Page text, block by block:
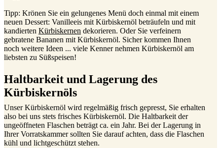
Tipp: Krönen Sie ein gelungenes Menü doch einmal mit einem
neuen Dessert: Vanilleeis mit Kürbiskernöl beträufeln und mit
kandierten Kürbiskernen dekorieren. Oder Sie verfeinern
gebratene Bananen mit Kürbiskernöl. Sicher kommen Ihnen
noch weitere Ideen ... viele Kenner nehmen Kürbiskernöl am
liebsten zu Süßspeisen!
Haltbarkeit und Lagerung des
Kürbiskernöls
Unser Kürbiskernöl wird regelmäßig frisch gepresst, Sie erhalten
also bei uns stets frisches Kürbiskernöl. Die Haltbarkeit der
ungeöffneten Flaschen beträgt ca. ein Jahr. Bei der Lagerung in
Ihrer Vorratskammer sollten Sie darauf achten, dass die Flaschen
kühl und lichtgeschützt stehen.